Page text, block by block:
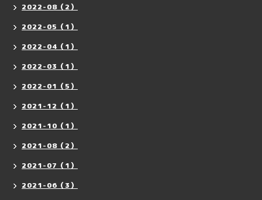
2022-08（2）
2022-05（1）
2022-04（1）
2022-03（1）
2022-01（5）
2021-12（1）
2021-10（1）
2021-08（2）
2021-07（1）
2021-06（3）